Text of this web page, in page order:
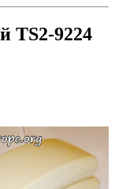
TS2-9224